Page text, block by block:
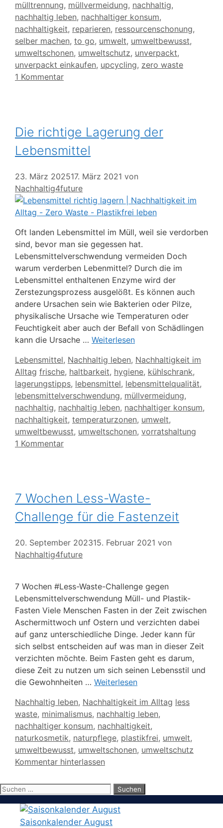
mülltrennung, müllvermeidung, nachhaltig,
nachhaltig leben, nachhaltiger konsum,
nachhaltigkeit, reparieren, ressourcenschonung,
selber machen, to go, umwelt, umweltbewusst,
umweltschonen, umweltschutz, unverpackt,
unverpackt einkaufen, upcycling, zero waste
1 Kommentar
Die richtige Lagerung der
Lebensmittel
23. März 202517. März 2021 von
Nachhaltig4future
Oft landen Lebensmittel im Müll, weil sie verdorben
sind, bevor man sie gegessen hat.
Lebensmittelverschwendung vermeiden Doch
warum verderben Lebenmittel? Durch die im
Lebensmittel enthaltenen Enzyme wird der
Zerstezungsprozess ausgelößt. Es können auch
andere Ursachen sein wie Bakterien oder Pilze,
physikalische Ursache wie Temperaturen oder
Feuchtigkeit aber auch der Befall von Schädlingen
kann die Ursache … Weiterlesen
Kategorien
Lebensmittel, Nachhaltig leben, Nachhaltigkeit im
Alltag Schlagwörter
frische, haltbarkeit, hygiene, kühlschrank,
lagerungstipps, lebensmittel, lebensmittelqualität,
lebensmittelverschwendung, müllvermeidung,
nachhaltig, nachhaltig leben, nachhaltiger konsum,
nachhaltigkeit, temperaturzonen, umwelt,
umweltbewusst, umweltschonen, vorratshaltung
1 Kommentar
7 Wochen Less-Waste-
Challenge für die Fastenzeit
20. September 202315. Februar 2021 von
Nachhaltig4future
7 Wochen #Less-Waste-Challenge gegen
Lebensmittelverschwendung Müll- und Plastik-
Fasten Viele Menschen Fasten in der Zeit zwischen
Aschermittwoch unf Ostern und verzichten dabei
auf ganz unterschiedliche Dinge. Jeder kann für
sich selbst entscheiden auf was man in dieser Zeit
verzichten möchte. Beim Fasten geht es darum,
diese Zeit zu nutzen um sich seinen Lebensstil und
die Gewohnheiten … Weiterlesen
Kategorien
Nachhaltig leben, Nachhaltigkeit im Alltag less
waste, minimalismus, nachhaltig leben,
nachhaltiger konsum, nachhaltigkeit,
naturkosmetik, naturpflege, plastikfrei, umwelt,
umweltbewusst, umweltschonen, umweltschutz
Kommentar hinterlassen
Suchen
Saisonkalender August